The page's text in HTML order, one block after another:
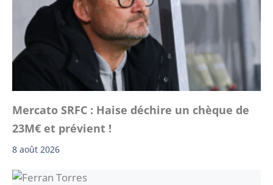
Mercato SRFC : Haise déchire un chèque de
23M€ et prévient !
8 août 2026